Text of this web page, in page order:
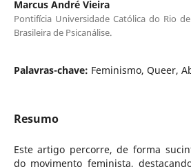
Marcus André Vieira
Pontifícia Universidade Católica do Rio
Brasileira de Psicanálise.
Palavras-chave: Feminismo, Queer,
Resumo
Este artigo percorre, de forma
do movimento feminista,